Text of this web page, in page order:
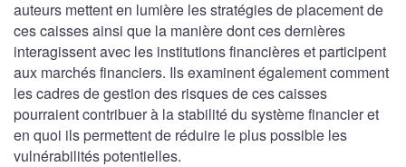
auteurs mettent en lumière les stratégies de placement de
ces caisses ainsi que la manière dont ces dernières
interagissent avec les institutions financières et participent
aux marchés financiers. Ils examinent également comment
les cadres de gestion des risques de ces caisses
pourraient contribuer à la stabilité du système financier et
en quoi ils permettent de réduire le plus possible les
vulnérabilités potentielles.